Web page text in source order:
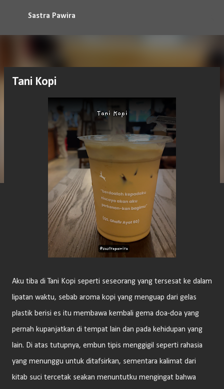
Langsung ke konten utama
Sastra Pawira
Tani Kopi
Aku tiba di Tani Kopi seperti seseorang yang tersesat ke dalam
lipatan waktu, sebab aroma kopi yang menguap dari gelas
plastik berisi es itu membawa kembali gema doa-doa yang
pernah kupanjatkan di tempat lain dan pada kehidupan yang
lain. Di atas tutupnya, embun tipis menggigil seperti rahasia
yang menunggu untuk ditafsirkan, sementara kalimat dari
kitab suci tercetak seakan menuntutku mengingat bahwa